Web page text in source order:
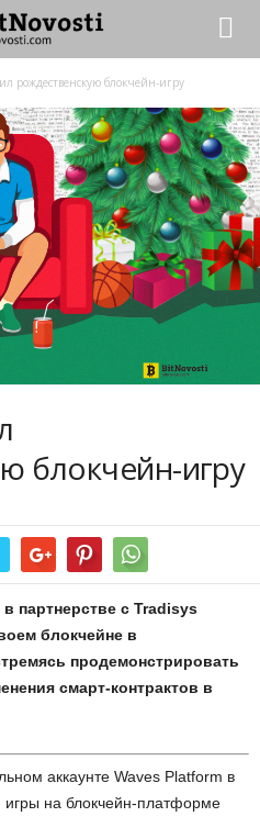
рождественскую блокчейн-игру
блокчейн-игру
партнерстве с Tradisys
блокчейне в
продемонстрировать
смарт-контрактов в
аккаунте Waves Platform в
игры на блокчейн-платформе